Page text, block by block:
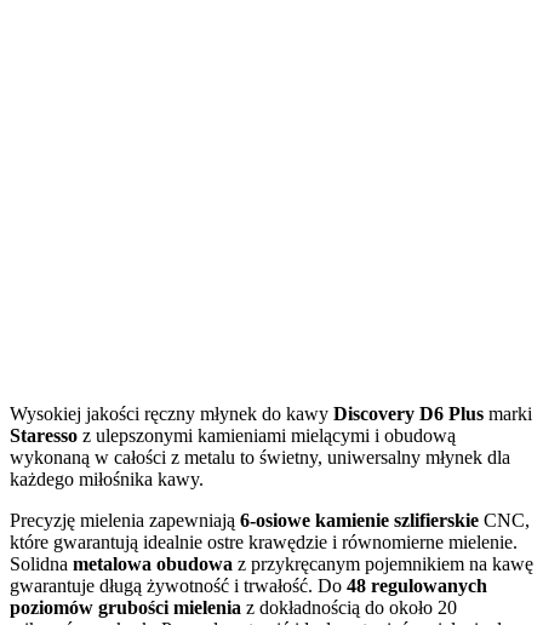
Wysokiej jakości ręczny młynek do kawy Discovery D6 Plus marki
Staresso z ulepszonymi kamieniami mielącymi i obudową
wykonaną w całości z metalu to świetny, uniwersalny młynek dla
każdego miłośnika kawy.
Precyzję mielenia zapewniają 6-osiowe kamienie szlifierskie CNC,
które gwarantują idealnie ostre krawędzie i równomierne mielenie.
Solidna metalowa obudowa z przykręcanym pojemnikiem na kawę
gwarantuje długą żywotność i trwałość. Do 48 regulowanych
poziomów grubości mielenia z dokładnością do około 20